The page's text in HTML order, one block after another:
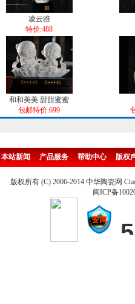
凌云骓
特价:488
和和美美 甜甜蜜蜜
包邮特价:699
本站新闻 产品服务 帮助中心 版权
版权所有 (C) 2006-2014 中华陶瓷网
闽ICP备